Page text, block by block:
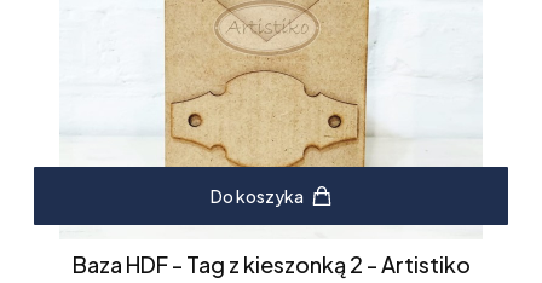
Do koszyka
Baza HDF - Tag z kieszonką 2 - Artistiko